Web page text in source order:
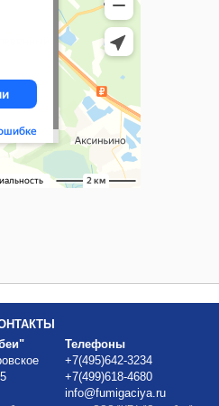
Телефоны
+7(495)642-3234
+7(499)618-4680
info@fumigaciya.ru